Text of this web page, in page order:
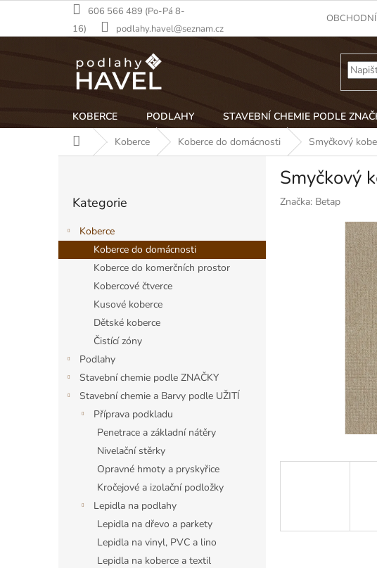
obsah
606 566 489 (Po-Pá 8-
16)
podlahy.havel@seznam.cz
KOBERCE PODLAHY STAVEBNÍ CHEMIE PODLE
Domů Koberce Koberce do domácnosti Smyčkový
a
n
kategorie
Kategorie
Koberce
Koberce do domácnosti
Koberce do komerčních prostor
Kobercové čtverce
Kusové koberce
Dětské koberce
Čistící zóny
Podlahy
Stavební chemie podle ZNAČKY
Stavební chemie a Barvy podle UŽITÍ
Příprava podkladu
Penetrace a základní nátěry
Nivelační stěrky
Opravné hmoty a pryskyřice
Kročejové a izolační podložky
Lepidla na podlahy
Lepidla na dřevo a parkety
Lepidla na vinyl, PVC a lino
Lepidla na koberce a textil
Smyčkový
Značka: Betap